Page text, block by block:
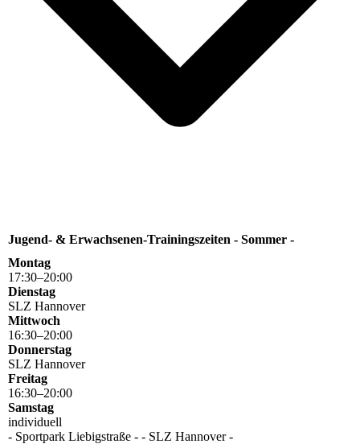
Jugend- & Erwachsenen-Trainingszeiten - Sommer -
Montag
17:30–20:00
Dienstag
SLZ Hannover
Mittwoch
16:30–20:00
Donnerstag
SLZ Hannover
Freitag
16:30–20:00
Samstag
individuell
- Sportpark Liebigstraße - - SLZ Hannover -